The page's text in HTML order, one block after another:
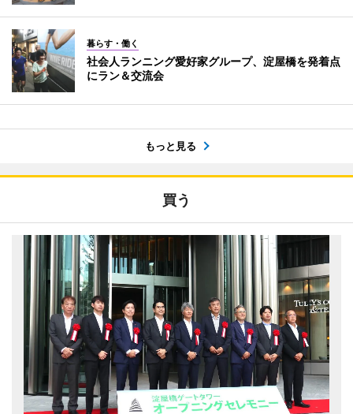
暮らす・働く
社会人ランニング愛好家グループ、淀屋橋を発着点
にラン＆交流会
もっと見る
買う